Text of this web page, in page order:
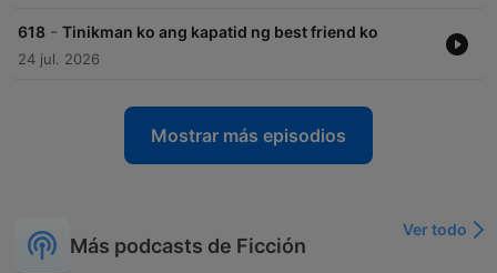
618 - Tinikman ko ang kapatid ng best friend ko
24 jul. 2026
Mostrar más episodios
Más podcasts de Ficción
Ver todo